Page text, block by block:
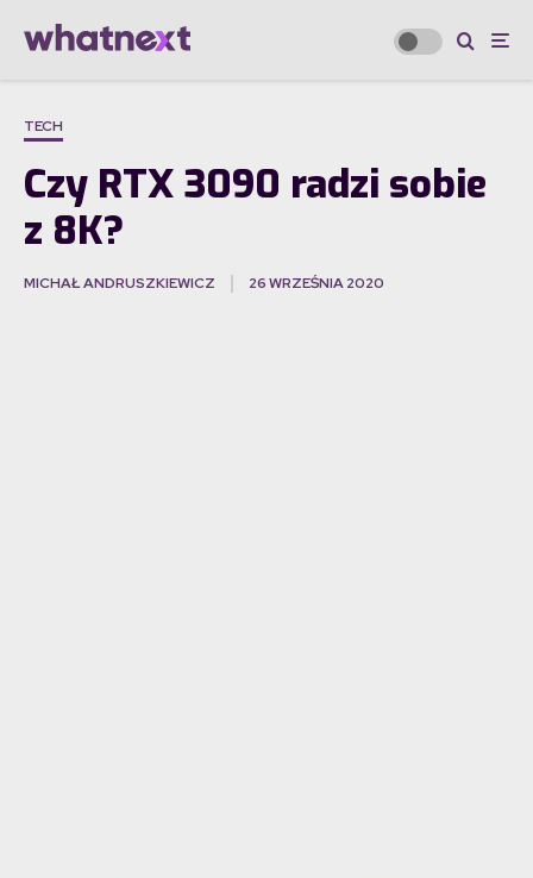
TECH
Czy RTX 3090 radzi sobie
z 8K?
MICHAŁ ANDRUSZKIEWICZ 26 WRZEŚNIA 2020